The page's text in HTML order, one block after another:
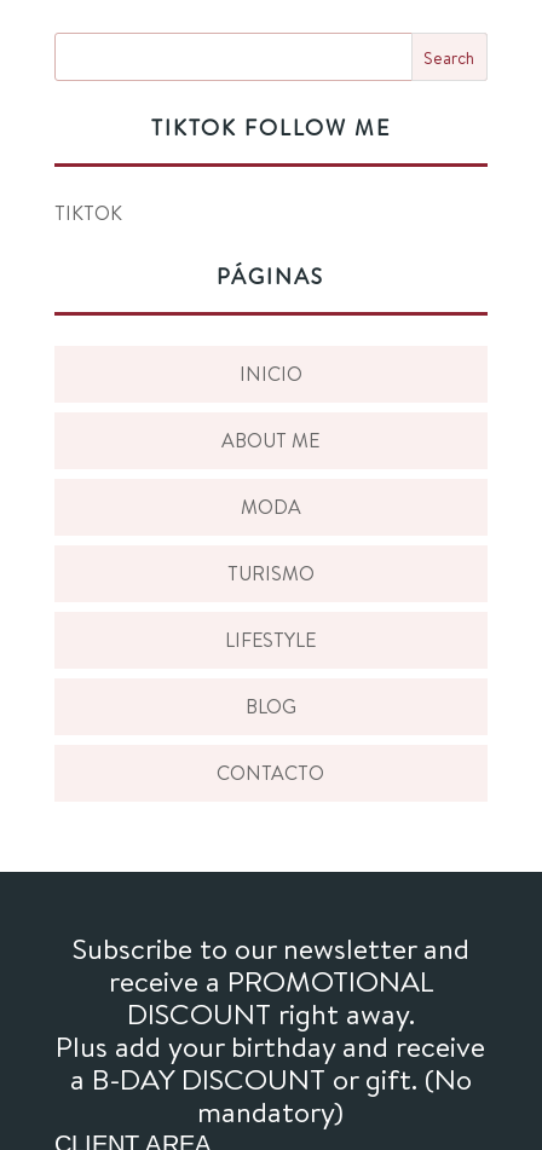
TIKTOK FOLLOW ME
TIKTOK
PÁGINAS
INICIO
ABOUT ME
MODA
TURISMO
LIFESTYLE
BLOG
CONTACTO
Subscribe to our newsletter and
receive a PROMOTIONAL
DISCOUNT right away.
Plus add your birthday and receive
a B-DAY DISCOUNT or gift. (No
mandatory)
CLIENT AREA